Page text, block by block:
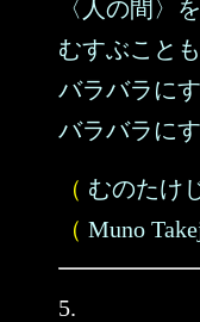
〈人の間〉を
むすぶこと
バラバラに
バラバラに
（ むのたけ
（ Muno
5.